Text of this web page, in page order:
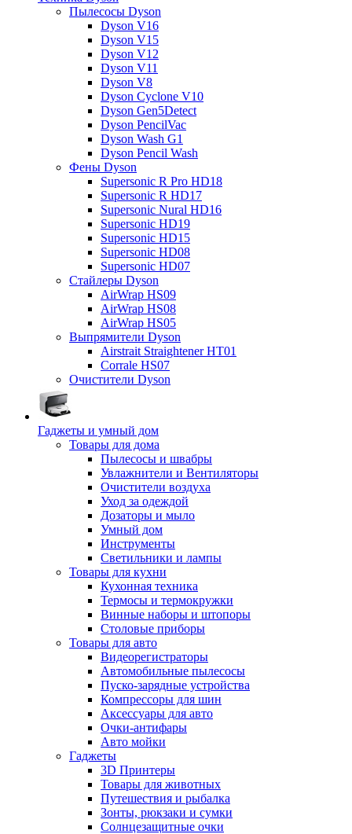
Пылесосы Dyson
Dyson V16
Dyson V15
Dyson V12
Dyson V11
Dyson V8
Dyson Cyclone V10
Dyson Gen5Detect
Dyson PencilVac
Dyson Wash G1
Dyson Pencil Wash
Фены Dyson
Supersonic R Pro HD18
Supersonic R HD17
Supersonic Nural HD16
Supersonic HD19
Supersonic HD15
Supersonic HD08
Supersonic HD07
Стайлеры Dyson
AirWrap HS09
AirWrap HS08
AirWrap HS05
Выпрямители Dyson
Airstrait Straightener HT01
Corrale HS07
Очистители Dyson
Гаджеты и умный дом
Товары для дома
Пылесосы и швабры
Увлажнители и Вентиляторы
Очистители воздуха
Уход за одеждой
Дозаторы и мыло
Умный дом
Инструменты
Светильники и лампы
Товары для кухни
Кухонная техника
Термосы и термокружки
Винные наборы и штопоры
Столовые приборы
Товары для авто
Видеорегистраторы
Автомобильные пылесосы
Пуско-зарядные устройства
Компрессоры для шин
Аксессуары для авто
Очки-антифары
Авто мойки
Гаджеты
3D Принтеры
Товары для животных
Путешествия и рыбалка
Зонты, рюкзаки и сумки
Солнцезащитные очки